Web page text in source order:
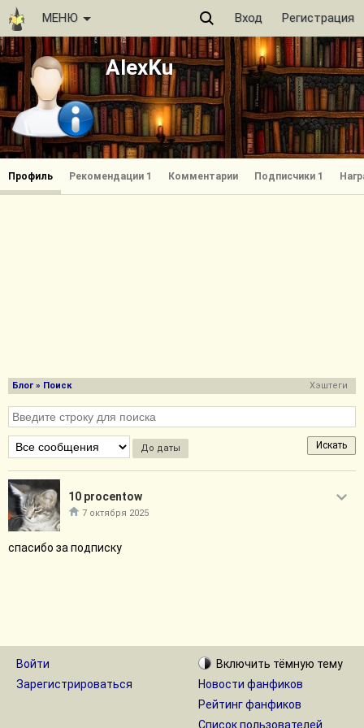
МЕНЮ Вход Регистрация
AlexKu
Профиль Рекомендации 1 Комментарии Подписчики 1
Блог » Поиск Хэштеги
До даты
10 procentow
7 октября 2025
спасибо за подписку
Войти
Зарегистрироваться
Включить тёмную тему
Новости фанфиков
Рейтинг фанфиков
Список пользователей